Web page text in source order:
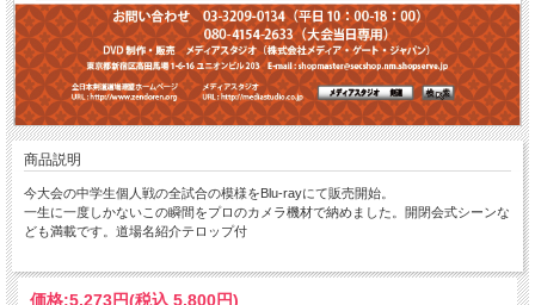
商品説明
今大会の中学生個人戦の全試合の模様をBlu-rayにて販売開始。
一生に一度しかないこの瞬間をプロのカメラ機材で納めました。開閉会式シーンな
ども満載です。道場名紹介テロップ付
価格:5,273円(税込 5,800円)